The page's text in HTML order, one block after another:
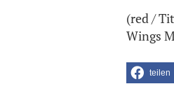
(red /
Wings
teilen